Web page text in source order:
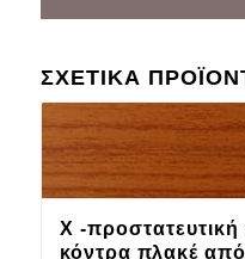
ΣΧΕΤΙΚΆ
X -προστατευτική
κόντρα πλακέ